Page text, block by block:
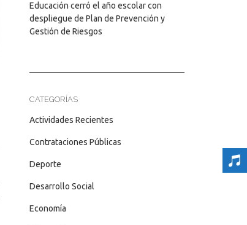
Educación cerró el año escolar con
despliegue de Plan de Prevención y
Gestión de Riesgos
CATEGORÍAS
Actividades Recientes
Contrataciones Públicas
Deporte
Desarrollo Social
Economía